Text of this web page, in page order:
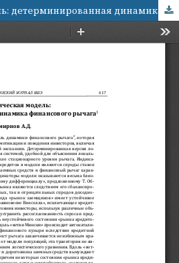
Логистическая модель: детерминированная динамика финансового рычага